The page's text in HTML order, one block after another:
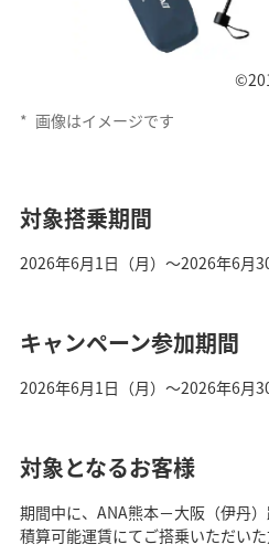
* 画像はイメージです
対象搭乗期間
2026年6月1日（月）～2026年6月
キャンペーン参加期間
2026年6月1日（月）～2026年6月
対象となるお客様
期間中に、ANA熊本－大阪（伊丹
積算可能運賃にてご搭乗いただい